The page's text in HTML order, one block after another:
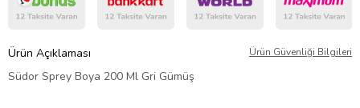
Ürün Açıklaması Ürün Güvenliği Bilgileri
Südor Sprey Boya 200 Ml Gri Gümüş